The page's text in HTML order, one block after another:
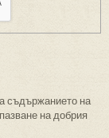
съдържанието на
на добрия